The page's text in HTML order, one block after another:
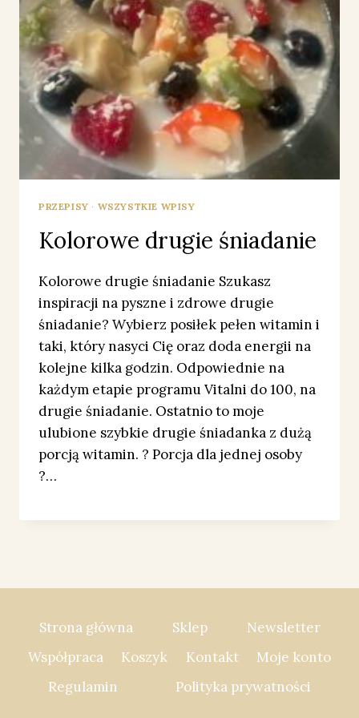
PRZEPISY · WSZYSTKIE WPISY
Kolorowe drugie śniadanie
Kolorowe drugie śniadanie Szukasz
inspiracji na pyszne i zdrowe drugie
śniadanie? Wybierz posiłek pełen witamin i
taki, który nasyci Cię oraz doda energii na
kolejne kilka godzin. Odpowiednie na
każdym etapie programu Vitalni do 100, na
drugie śniadanie. Ostatnio to moje
ulubione szybkie drugie śniadanka z dużą
porcją witamin. ? Porcja dla jednej osoby
?…
Strona główna Sklep
Newsletter
Współpraca
Koszyk Kontakt
Moje konto
Regulamin
Polityka prywatności